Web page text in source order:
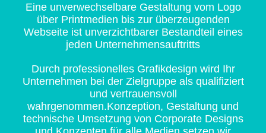
Eine unverwechselbare Gestaltung vom Logo
über Printmedien bis zur überzeugenden
Webseite ist unverzichtbarer Bestandteil eines
jeden Unternehmensauftritts
Durch professionelles Grafikdesign wird Ihr
Unternehmen bei der Zielgruppe als qualifiziert
und vertrauensvoll
wahrgenommen.Konzeption, Gestaltung und
technische Umsetzung von Corporate Designs